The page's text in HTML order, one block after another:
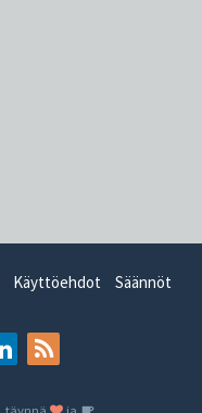
Käyttöehdot
Säännöt